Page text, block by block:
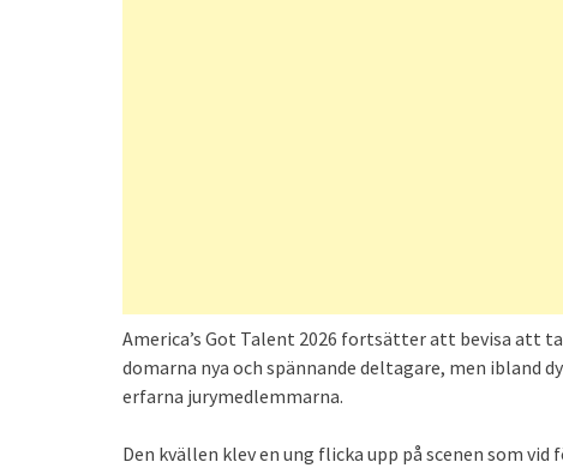
America’s Got Talent 2026 fortsätter att bevisa att
domarna nya och spännande deltagare, men ibland
erfarna jurymedlemmarna.
Den kvällen klev en ung flicka upp på scenen som